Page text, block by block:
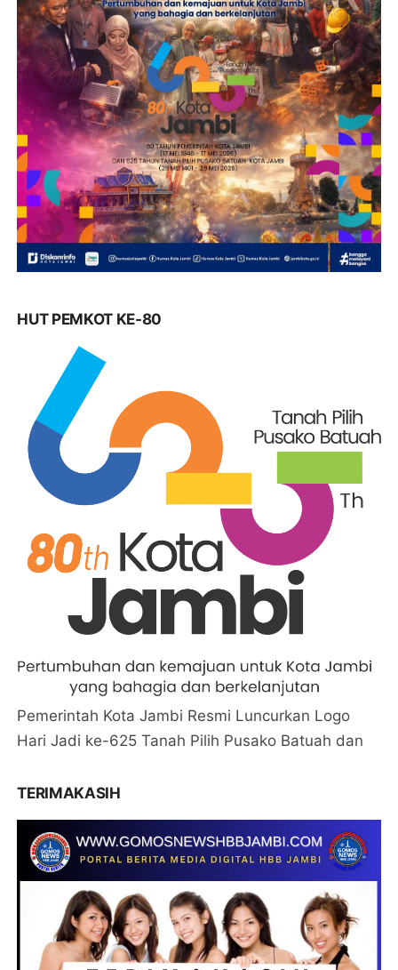
HUT PEMKOT KE-80
Pemerintah Kota Jambi Resmi Luncurkan Logo
Hari Jadi ke-625 Tanah Pilih Pusako Batuah dan
TERIMAKASIH